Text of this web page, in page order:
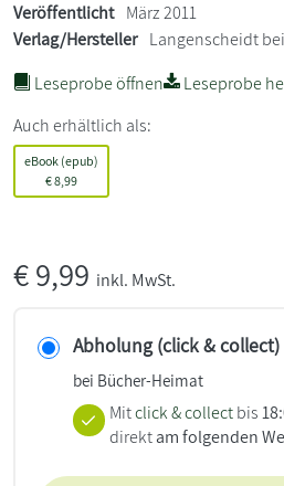
Veröffentlicht März 2011
Verlag/Hersteller Langenscheidt
Leseprobe öffnen
Leseprobe
Auch erhältlich als:
eBook (epub)
€8,99
€9,99 inkl. MwSt.
Abholung (click & collect)
bei Bücher-Heimat
Mitclick & collect bis
direktam folgenden